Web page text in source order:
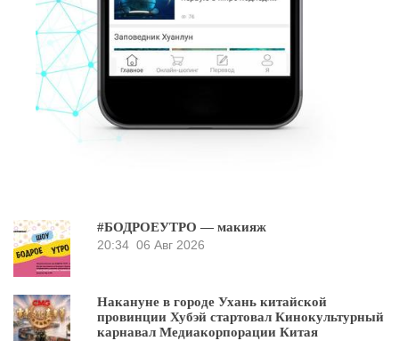
#БОДРОЕУТРО — макияж
20:34 06 Авг 2026
Накануне в городе Ухань китайской
провинции Хубэй стартовал Кинокультурный
карнавал Медиакорпорации Китая